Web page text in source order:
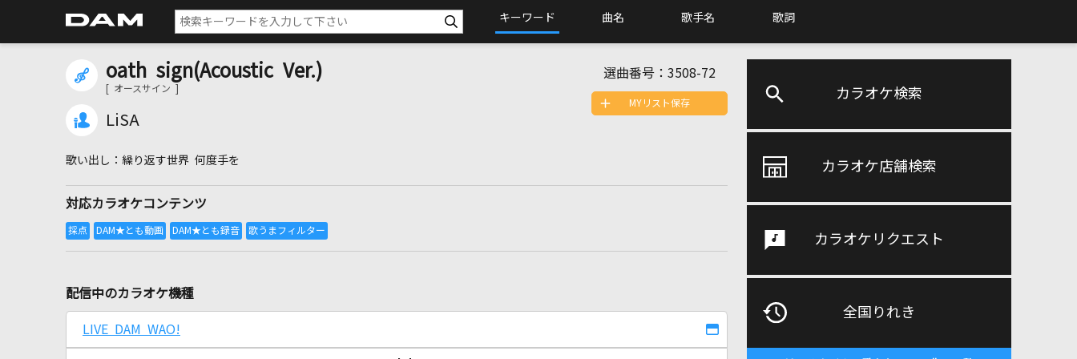
キーワード 曲名 歌手名 歌詞
カラオケ検索
カラオケ店舗検索
カラオケリクエスト
全国りれき
oath sign(Acoustic Ver.)
[ オースサイン ]
LiSA
選曲番号： 3508-72
繰り返す世界 何度手を
対応カラオケコンテンツ
MYリスト保存
配信中のカラオケ機種
LIVE DAM WAO!